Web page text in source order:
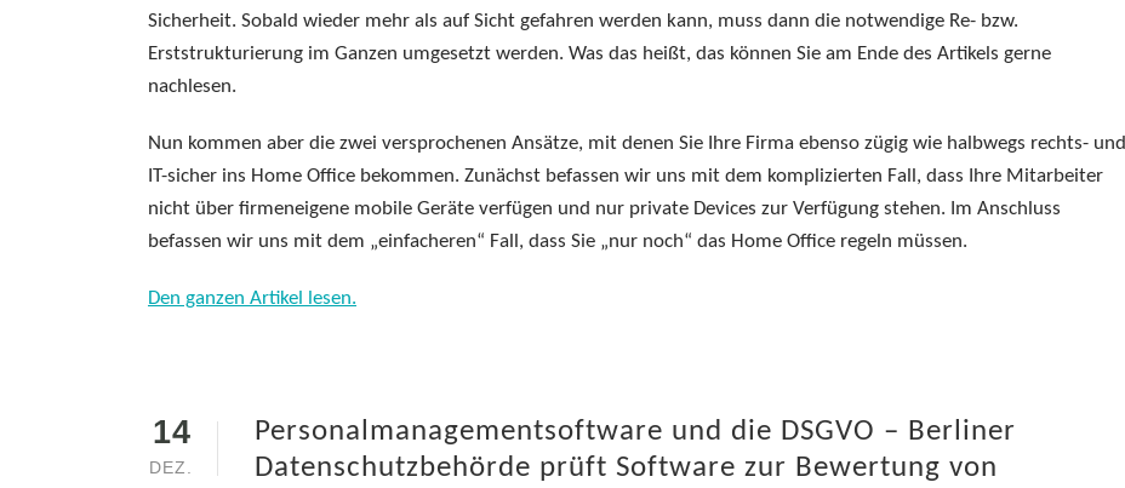
Sicherheit. Sobald wieder mehr als auf Sicht gefahren werden kann, muss dann die notwendige Re- bzw.
Erststrukturierung im Ganzen umgesetzt werden. Was das heißt, das können Sie am Ende des Artikels gerne
nachlesen.
Nun kommen aber die zwei versprochenen Ansätze, mit denen Sie Ihre Firma ebenso zügig wie halbwegs rechts- und
IT-sicher ins Home Office bekommen. Zunächst befassen wir uns mit dem komplizierten Fall, dass Ihre Mitarbeiter
nicht über firmeneigene mobile Geräte verfügen und nur private Devices zur Verfügung stehen. Im Anschluss
befassen wir uns mit dem „einfacheren“ Fall, dass Sie „nur noch“ das Home Office regeln müssen.
Den ganzen Artikel lesen.
14
DEZ.
Personalmanagementsoftware und die DSGVO – Berliner
Datenschutzbehörde prüft Software zur Bewertung von